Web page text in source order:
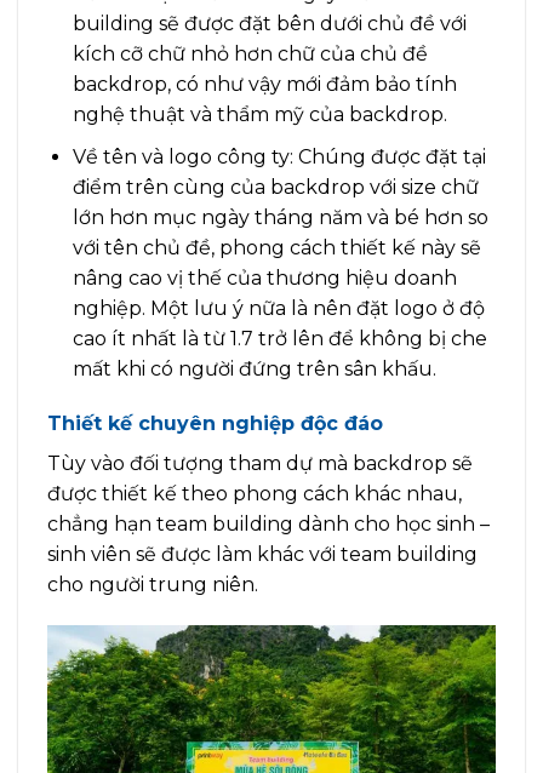
building sẽ được đặt bên dưới chủ đề với
kích cỡ chữ nhỏ hơn chữ của chủ đề
backdrop, có như vậy mới đảm bảo tính
nghệ thuật và thẩm mỹ của backdrop.
Về tên và logo công ty: Chúng được đặt tại
điểm trên cùng của backdrop với size chữ
lớn hơn mục ngày tháng năm và bé hơn so
với tên chủ đề, phong cách thiết kế này sẽ
nâng cao vị thế của thương hiệu doanh
nghiệp. Một lưu ý nữa là nên đặt logo ở độ
cao ít nhất là từ 1.7 trở lên để không bị che
mất khi có người đứng trên sân khấu.
Thiết kế chuyên nghiệp độc đáo
Tùy vào đối tượng tham dự mà backdrop sẽ
được thiết kế theo phong cách khác nhau,
chẳng hạn team building dành cho học sinh –
sinh viên sẽ được làm khác với team building
cho người trung niên.